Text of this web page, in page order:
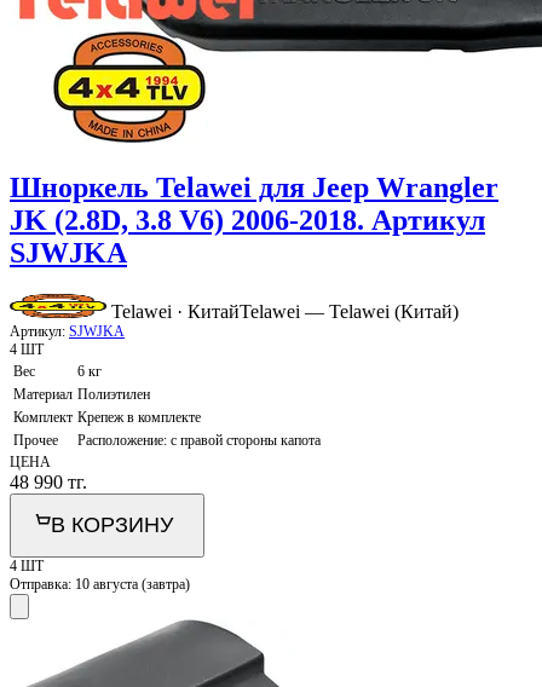
Шноркель Telawei для Jeep Wrangler
JK (2.8D, 3.8 V6) 2006-2018. Артикул
SJWJKA
Telawei · КитайTelawei — Telawei (Китай)
Артикул: SJWJKA
4 ШТ
Вес
6 кг
Материал Полиэтилен
Комплект Крепеж в комплекте
Прочее
Расположение: с правой стороны капота
ЦЕНА
48 990 тг.
В КОРЗИНУ
4 ШТ
Отправка: 10 августа (завтра)